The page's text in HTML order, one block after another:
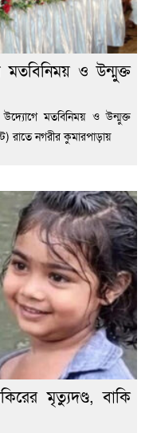
মতবিনিময় ও উন্মুক্ত
মতবিনিময় ও উন্মুক্ত
রাতে নগরীর কুমারপাড়ায়
মৃত্যুদণ্ড, বাকি